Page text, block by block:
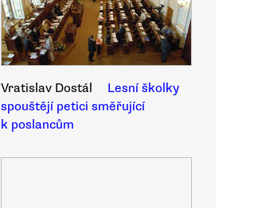
Vratislav Dostál
Lesní školky
spouštějí petici směřující
k poslancům